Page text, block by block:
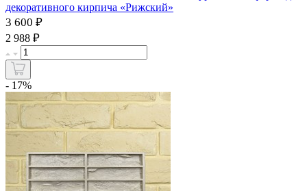
декоративного кирпича «Рижский»
3 600 ₽
2 988 ₽
- 17%